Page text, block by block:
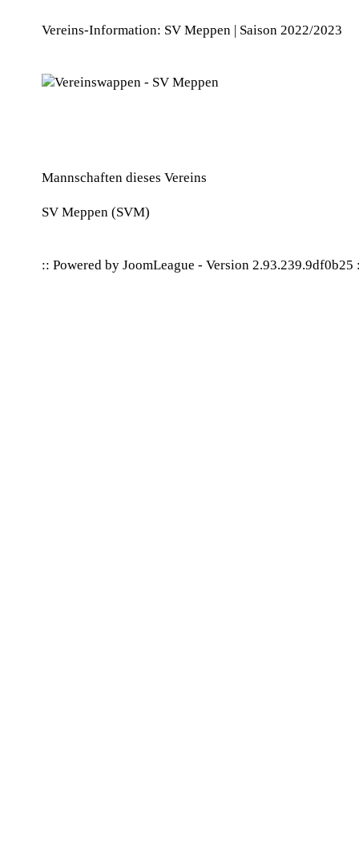
Vereins-Information: SV Meppen | Saison 2022/2023
Mannschaften dieses Vereins
SV Meppen (SVM)
:: Powered by JoomLeague - Version 2.93.239.9df0b25